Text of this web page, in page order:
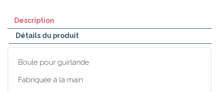
Description
Détails du produit
Boule pour guirlande
Fabriquée à la main